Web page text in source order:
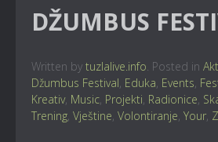
DŽUMBUS
Written by tuzlalive.info. Posted in
Džumbus Festival, Eduka, Events,
Kreativ, Music, Projekti, Radionice,
Trening, Vještine, Volontiranje, Your,